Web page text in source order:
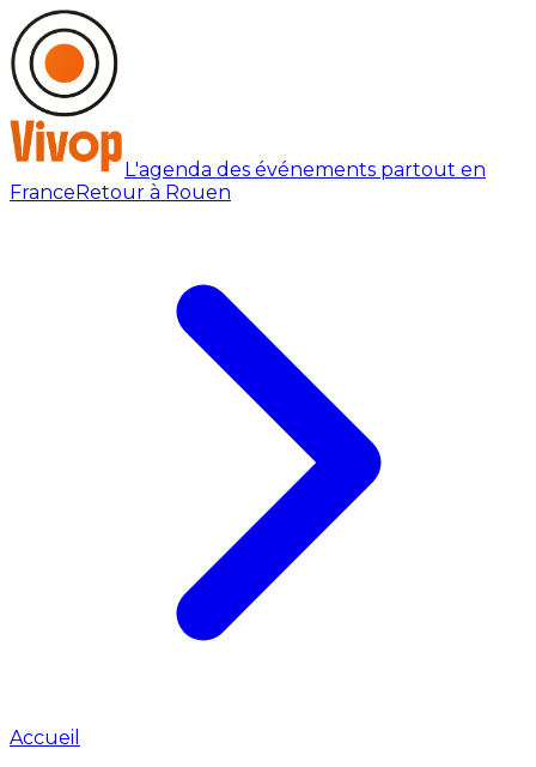
L'agenda des événements partout en
FranceRetour à Rouen
Accueil